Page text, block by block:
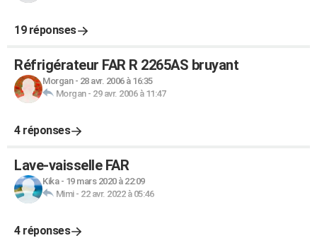
19 réponses
Réfrigérateur FAR R 2265AS bruyant
Morgan- 28 avr. 2006 à 16:35
Morgan- 29 avr. 2006 à 11:47
4 réponses
Lave-vaisselle FAR
Kika- 19 mars 2020 à 22:09
Mimi- 22 avr. 2022 à 05:46
4 réponses